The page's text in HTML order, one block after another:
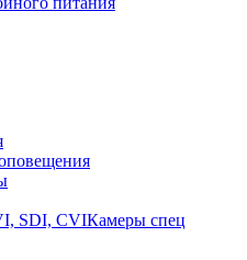
SDI, CVIКамеры спец